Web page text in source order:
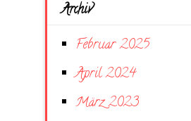
Archiv
Februar 2025
April 2024
März 2023